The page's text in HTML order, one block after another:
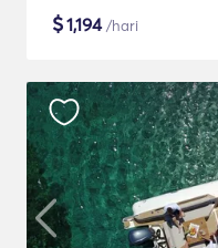
$1,194/hari